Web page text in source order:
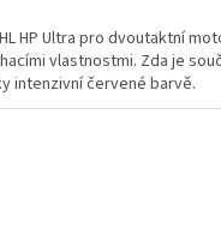
HP Ultra pro dvoutaktní
vlastnostmi. Zda je
intenzivní červené barvě.